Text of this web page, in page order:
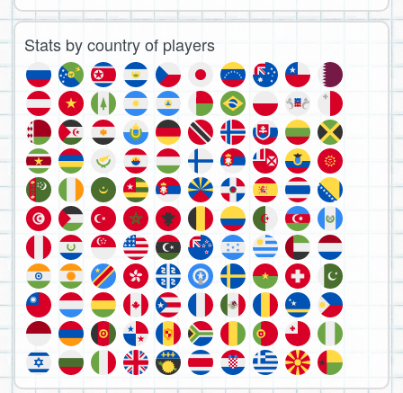
Stats by country of players